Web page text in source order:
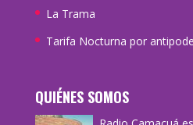
La Trama
Tarifa Nocturna por
QUIÉNES SOMOS